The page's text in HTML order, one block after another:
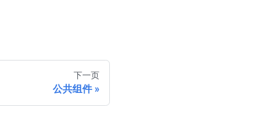
下一页
公共组件